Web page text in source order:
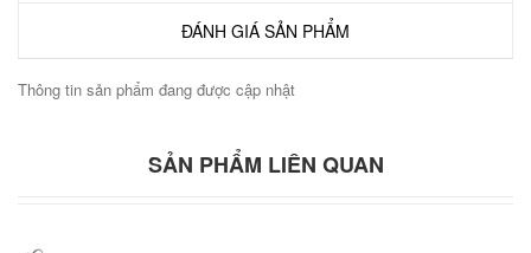
ĐÁNH GIÁ SẢN PHẨM
Thông tin sản phẩm đang được cập nhật
SẢN PHẨM LIÊN QUAN